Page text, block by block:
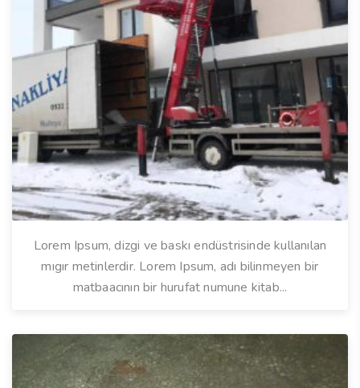
Lorem Ipsum, dizgi ve baskı endüstrisinde kullanılan
mıgır metinlerdir. Lorem Ipsum, adı bilinmeyen bir
matbaacının bir hurufat numune kitab...